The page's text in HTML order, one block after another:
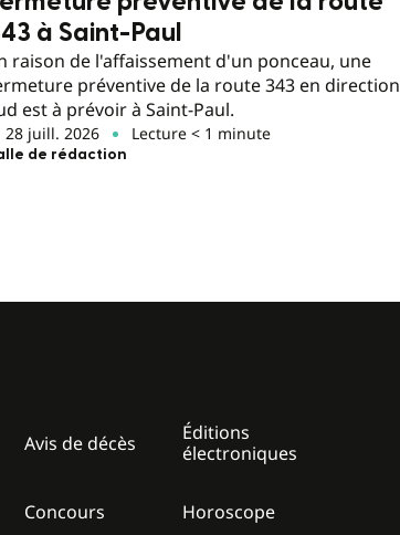
à Saint-Paul
raison de l'affaissement d'un ponceau, une
préventive de la route 343 en direction
est à prévoir à Saint-Paul.
28 juill. 2026 Lecture < 1 minute
de rédaction
Avis de décès
Éditions
électroniques
Concours Horoscope